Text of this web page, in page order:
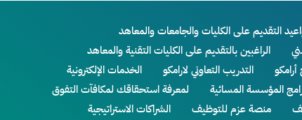
التقديم على الكليات والجامعات والمعاهد
الراغبين بالتقديم على الكليات التقنية والمعاهد
التدريب التعاوني لارامكو
الخدمات الإلكترونية
المؤسسة المسائية
لمعرفة استحقاقك لمكافآت التفوق
منصة عزم للتوظيف
الشراكات الاستراتيجية